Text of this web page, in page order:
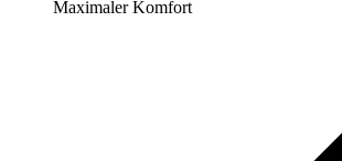
Maximaler Komfort